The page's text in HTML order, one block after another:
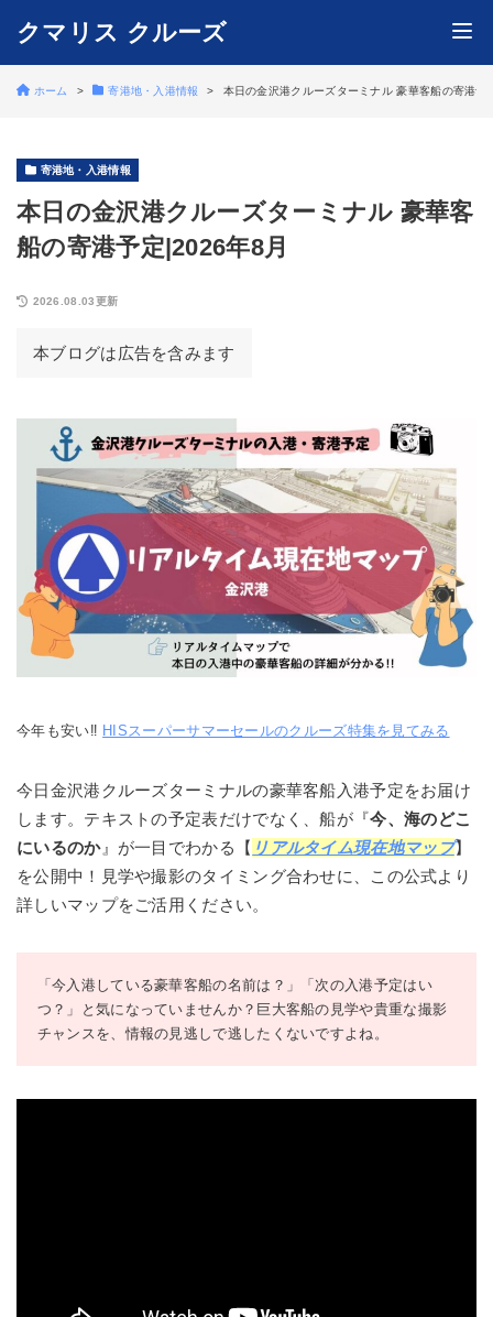
クマリス クルーズ
ホーム 寄港地・入港情報 本日の金沢港クルーズターミナル 豪華客船の寄港
寄港地・入港情報
本日の金沢港クルーズターミナル 豪華客
船の寄港予定|2026年8月
2026.08.03更新
本ブログは広告を含みます
今年も安い‼ HISスーパーサマーセールのクルーズ特集を見てみる
今日金沢港クルーズターミナルの豪華客船入港予定をお届け
します。テキストの予定表だけでなく、船が『今、海のどこ
にいるのか』が一目でわかる【 リアルタイム現在地マップ】
を公開中！見学や撮影のタイミング合わせに、この公式より
詳しいマップをご活用ください。
「今入港している豪華客船の名前は？」「次の入港予定はい
つ？」と気になっていませんか？巨大客船の見学や貴重な撮影
チャンスを、情報の見逃しで逃したくないですよね。